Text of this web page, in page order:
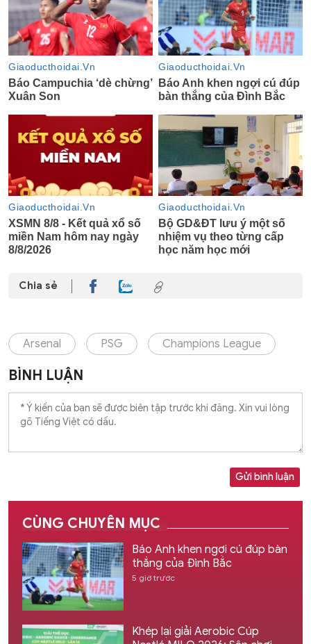
Chia sẻ
Arsenal PSG Champions League
BÌNH LUẬN
Gửi bình luận
CÙNG CHUYÊN MỤC
Báo Anh khen ngợi cú đúp bàn
thắng của Đình Bắc
5 giờ trước
Khép lại giải Aerobic Cúp